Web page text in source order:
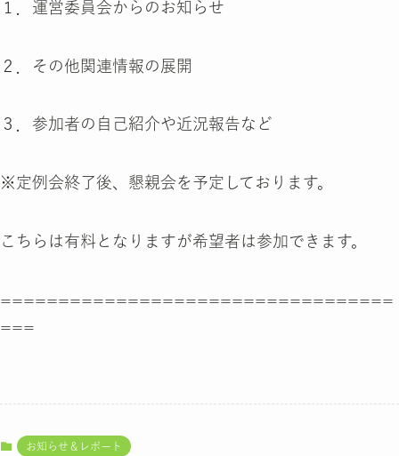
１．運営委員会からのお知らせ
２．その他関連情報の展開
３．参加者の自己紹介や近況報告など
※定例会終了後、懇親会を予定しております。
こちらは有料となりますが希望者は参加できます。
==================================
===
お知らせ＆レポート